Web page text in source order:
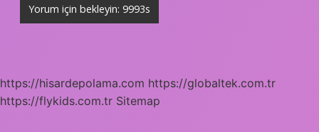
https://hisardepolama.com https://globaltek.com.tr
https://flykids.com.tr Sitemap